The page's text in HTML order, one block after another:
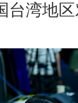
台湾地